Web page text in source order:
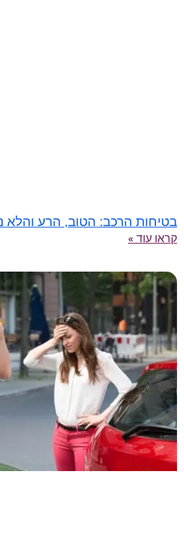
בטיחות הרכב: הטוב, הרע והלא
קראו עוד »